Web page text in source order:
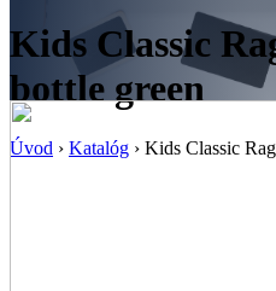
Kids Classic
bottle green
Úvod › Katalóg › Kids Classic